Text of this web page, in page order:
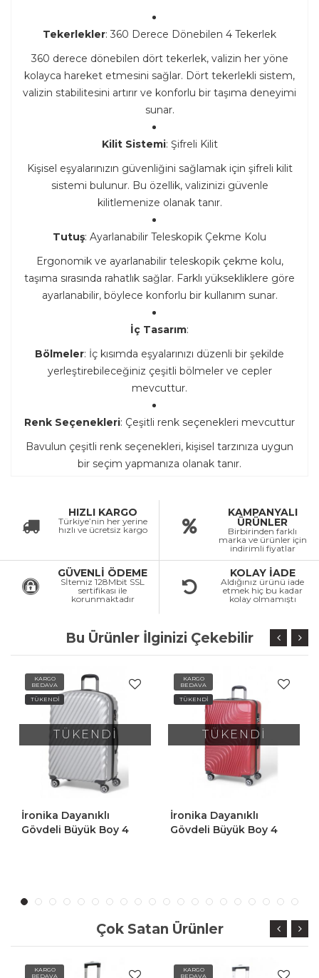
Tekerlekler: 360 Derece Dönebilen 4 Tekerlek
360 derece dönebilen dört tekerlek, valizin her yöne
kolayca hareket etmesini sağlar. Dört tekerlekli sistem,
valizin stabilitesini artırır ve konforlu bir taşıma deneyimi
sunar.
Kilit Sistemi: Şifreli Kilit
Kişisel eşyalarınızın güvenliğini sağlamak için şifreli kilit
sistemi bulunur. Bu özellik, valizinizi güvenle
kilitlemenize olanak tanır.
Tutuş: Ayarlanabilir Teleskopik Çekme Kolu
Ergonomik ve ayarlanabilir teleskopik çekme kolu,
taşıma sırasında rahatlık sağlar. Farklı yüksekliklere göre
ayarlanabilir, böylece konforlu bir kullanım sunar.
İç Tasarım:
Bölmeler: İç kısımda eşyalarınızı düzenli bir şekilde
yerleştirebileceğiniz çeşitli bölmeler ve cepler
mevcuttur.
Renk Seçenekleri: Çeşitli renk seçenekleri mevcuttur
Bavulun çeşitli renk seçenekleri, kişisel tarzınıza uygun
bir seçim yapmanıza olanak tanır.
HIZLI KARGO
Türkiye’nin her yerine
hızlı ve ücretsiz kargo
KAMPANYALI
ÜRÜNLER
Birbirinden farklı
marka ve ürünler için
indirimli fiyatlar
GÜVENLİ ÖDEME
Sİtemiz 128Mbit SSL
sertifikası ile
korunmaktadır
KOLAY İADE
Aldığınız ürünü iade
etmek hiç bu kadar
kolay olmamıştı
Bu Ürünler İlginizi Çekebilir
KARGO
BEDAVA
TÜKENDİ
TÜKENDİ
İronika Dayanıklı
Gövdeli Büyük Boy 4
KARGO
BEDAVA
TÜKENDİ
TÜKENDİ
İronika Dayanıklı
Gövdeli Orta Boy 4
Çok Satan Ürünler
KARGO
KARGO
BEDAVA